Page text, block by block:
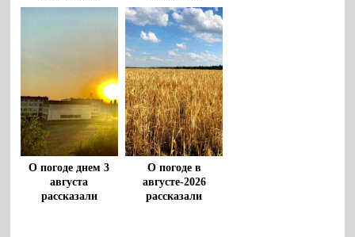
воронежцам
воронежцам
О погоде днем 3
августа
рассказали
О погоде в
августе-2026
рассказали